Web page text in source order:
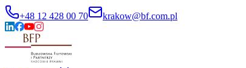
+48 12 428 00 70 krakow@bf.com.pl